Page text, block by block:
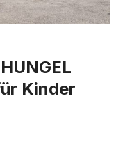
Kinder